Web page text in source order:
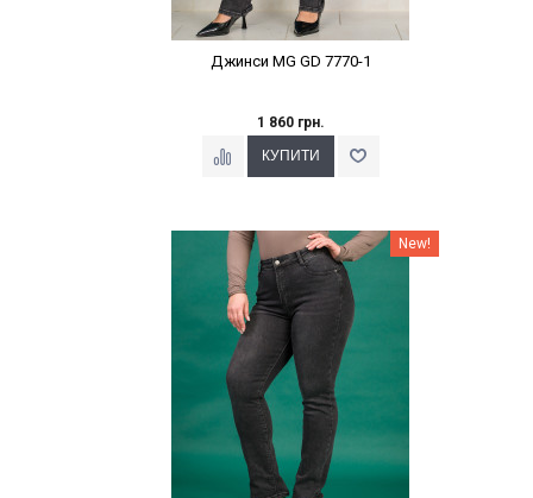
Джинси MG GD 7770-1
1 860 грн.
Наклейки Варіант з % New!